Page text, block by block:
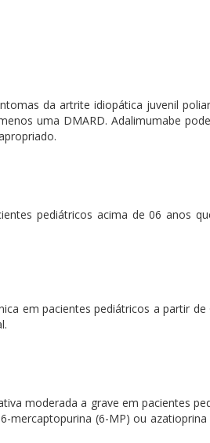
da artrite idiopática juvenil
uma DMARD. Adalimumabe
pediátricos acima de 06 anos
em pacientes pediátricos a partir
moderada a grave em pacientes
(6-MP) ou